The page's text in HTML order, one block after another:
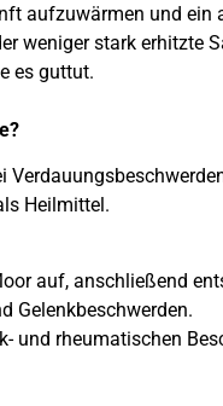
aufzuwärmen und ein
weniger stark
es guttut.
Heilmittel.
auf, anschließend
Gelenkbeschwerden.
und rheumatischen